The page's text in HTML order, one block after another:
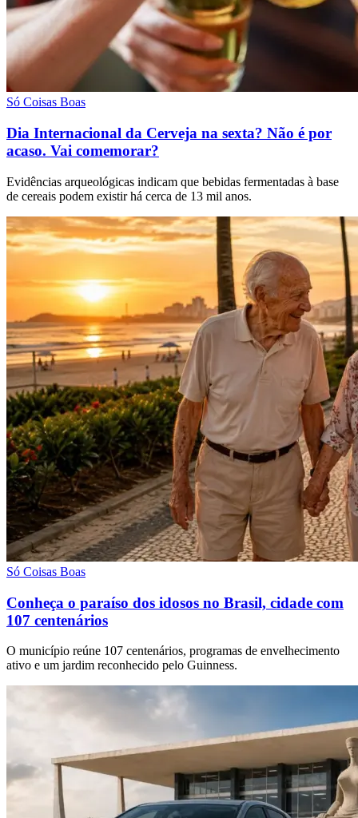
Só Coisas Boas
Dia Internacional da Cerveja na sexta? Não é por
acaso. Vai comemorar?
Evidências arqueológicas indicam que bebidas fermentadas à base
de cereais podem existir há cerca de 13 mil anos.
Só Coisas Boas
Conheça o paraíso dos idosos no Brasil, cidade com
107 centenários
O município reúne 107 centenários, programas de envelhecimento
ativo e um jardim reconhecido pelo Guinness.